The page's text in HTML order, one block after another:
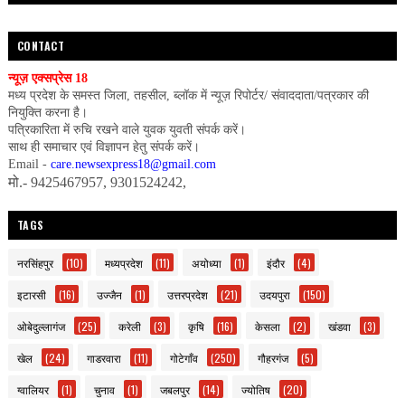
CONTACT
न्यूज़ एक्सप्रेस 18
मध्य प्रदेश के समस्त जिला, तहसील, ब्लॉक में न्यूज़ रिपोर्टर/ संवाददाता/पत्रकार की
नियुक्ति करना है।
पत्रिकारिता में रुचि रखने वाले युवक युवती संपर्क करें।
साथ ही समाचार एवं विज्ञापन हेतु संपर्क करें।
Email - care.newsexpress18@gmail.com
मो.- 9425467957, 9301524242,
TAGS
नरसिंहपुर (10) मध्यप्रदेश (11) अयोध्या (1) इंदौर (4)
इटारसी (16) उज्जैन (1) उत्तरप्रदेश (21) उदयपुरा (150)
ओबेदुल्लागंज (25) करेली (3) कृषि (16) केसला (2) खंडवा (3)
खेल (24) गाडरवारा (11) गोटेगाँव (250) गौहरगंज (5)
ग्वालियर (1) चुनाव (1) जबलपुर (14) ज्योतिष (20)